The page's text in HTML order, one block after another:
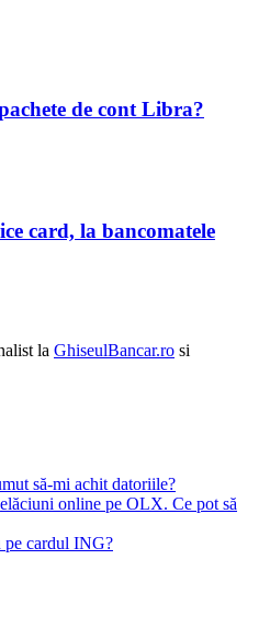
de cont Libra?
card, la bancomatele
la GhiseulBancar.ro si
să-mi achit datoriile?
online pe OLX. Ce pot să
pe cardul ING?